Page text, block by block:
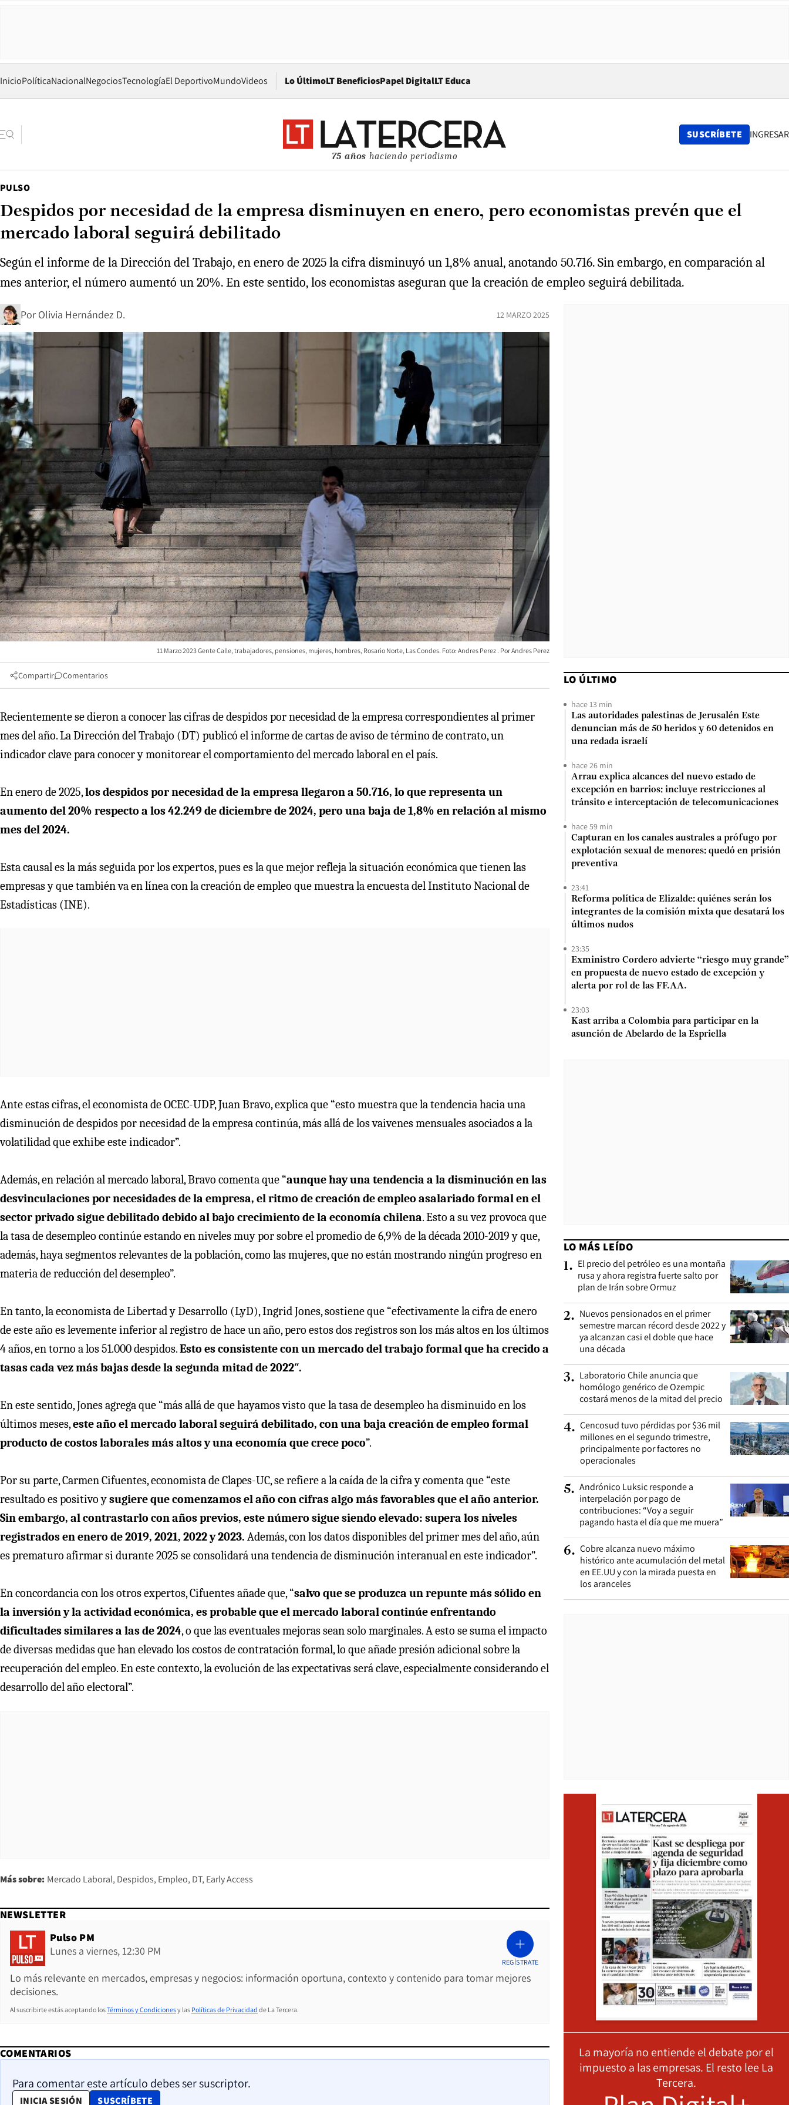
InicioPolíticaNacionalNegociosTecnologíaEl DeportivoMundoVideos Lo ÚltimoLT BeneficiosPapel DigitalOpens in new window
LT Educa
75 años haciendo periodismo
SUSCRÍBETE INGRESAR
PULSO
Despidos por necesidad de la empresa disminuyen en enero, pero economistas prevén que el
mercado laboral seguirá debilitado
Según el informe de la Dirección del Trabajo, en enero de 2025 la cifra disminuyó un 1,8% anual, anotando 50.716. Sin embargo, en comparación al
mes anterior, el número aumentó un 20%. En este sentido, los economistas aseguran que la creación de empleo seguirá debilitada.
Por Olivia Hernández D. 12 MARZO 2025
11 Marzo 2023 Gente Calle, trabajadores, pensiones, mujeres, hombres, Rosario Norte, Las Condes. Foto: Andres Perez Andres Perez
Compartir Comentarios
Recientemente se dieron a conocer las cifras de despidos por necesidad de la empresa correspondientes al primer
mes del año. La Dirección del Trabajo (DT) publicó el informe de cartas de aviso de término de contrato, un
indicador clave para conocer y monitorear el comportamiento del mercado laboral en el país.
En enero de 2025,los despidos por necesidad de la empresa llegaron a 50.716, lo que representa un
aumento del 20% respecto a los 42.249 de diciembre de 2024, pero una baja de 1,8% en relación al mismo
mes del 2024.
Esta causal es la más seguida por los expertos, pues es la que mejor refleja la situación económica que tienen las
empresas y que también va en línea con la creación de empleo que muestra la encuesta del Instituto Nacional de
Estadísticas (INE).
Ante estas cifras, el economista de OCEC-UDP, Juan Bravo, explica que “esto muestra que la tendencia hacia una
disminución de despidos por necesidad de la empresa continúa, más allá de los vaivenes mensuales asociados a la
volatilidad que exhibe este indicador”.
Además, en relación al mercado laboral, Bravo comenta que “aunque hay una tendencia a la disminución en las
desvinculaciones por necesidades de la empresa, el ritmo de creación de empleo asalariado formal en el
sector privado sigue debilitado debido al bajo crecimiento de la economía chilena. Esto a su vez provoca que
la tasa de desempleo continúe estando en niveles muy por sobre el promedio de 6,9% de la década 2010-2019 y que,
además, haya segmentos relevantes de la población, como las mujeres, que no están mostrando ningún progreso en
materia de reducción del desempleo”.
En tanto, la economista de Libertad y Desarrollo (LyD), Ingrid Jones, sostiene que “efectivamente la cifra de enero
de este año es levemente inferior al registro de hace un año, pero estos dos registros son los más altos en los últimos
4 años, en torno a los 51.000 despidos.Esto es consistente con un mercado del trabajo formal que ha crecido a
tasas cada vez más bajas desde la segunda mitad de 2022″.
En este sentido, Jones agrega que “más allá de que hayamos visto que la tasa de desempleo ha disminuido en los
últimos meses,este año el mercado laboral seguirá debilitado, con una baja creación de empleo formal
producto de costos laborales más altos y una economía que crece poco”.
Por su parte, Carmen Cifuentes, economista de Clapes-UC, se refiere a la caída de la cifra y comenta que “este
resultado es positivo ysugiere que comenzamos el año con cifras algo más favorables que el año anterior.
Sin embargo, al contrastarlo con años previos, este número sigue siendo elevado: supera los niveles
registrados en enero de 2019, 2021, 2022 y 2023. Además, con los datos disponibles del primer mes del año, aún
es prematuro afirmar si durante 2025 se consolidará una tendencia de disminución interanual en este indicador”.
En concordancia con los otros expertos, Cifuentes añade que, “salvo que se produzca un repunte más sólido en
la inversión y la actividad económica, es probable que el mercado laboral continúe enfrentando
dificultades similares a las de 2024, o que las eventuales mejoras sean solo marginales. A esto se suma el impacto
de diversas medidas que han elevado los costos de contratación formal, lo que añade presión adicional sobre la
recuperación del empleo. En este contexto, la evolución de las expectativas será clave, especialmente considerando el
desarrollo del año electoral”.
Más sobre: Mercado Laboral Despidos Empleo DT Early Access
NEWSLETTER
Pulso PM
Lunes a viernes, 12:30 PM
Lo más relevante en mercados, empresas y negocios: información oportuna, contexto y contenido para tomar mejores
decisiones.
REGÍSTRATE
Al suscribirte estás aceptando losTérminos y Condicionesy las Políticas de Privacidad de La Tercera.
COMENTARIOS
Para comentar este artículo debes ser suscriptor.
INICIA SESIÓN SUSCRÍBETE
OPENS IN NEW WINDOW
LO ÚLTIMO
hace 13 min
Las autoridades palestinas de Jerusalén Este
denuncian más de 50 heridos y 60 detenidos en
una redada israelí
hace 26 min
Arrau explica alcances del nuevo estado de
excepción en barrios: incluye restricciones al
tránsito e interceptación de telecomunicaciones
hace 59 min
Capturan en los canales australes a prófugo por
explotación sexual de menores: quedó en prisión
preventiva
23:41
Reforma política de Elizalde: quiénes serán los
integrantes de la comisión mixta que desatará los
últimos nudos
23:35
Exministro Cordero advierte “riesgo muy grande”
en propuesta de nuevo estado de excepción y
alerta por rol de las FF.AA.
23:03
Kast arriba a Colombia para participar en la
asunción de Abelardo de la Espriella
LO MÁS LEÍDO
1. El precio del petróleo es una montaña
rusa y ahora registra fuerte salto por
plan de Irán sobre Ormuz
2. Nuevos pensionados en el primer
semestre marcan récord desde 2022 y
ya alcanzan casi el doble que hace
una década
3. Laboratorio Chile anuncia que
homólogo genérico de Ozempic
costará menos de la mitad del precio
4. Cencosud tuvo pérdidas por $36 mil
millones en el segundo trimestre,
principalmente por factores no
operacionales
5. Andrónico Luksic responde a
interpelación por pago de
contribuciones: “Voy a seguir
pagando hasta el día que me muera”
6. Cobre alcanza nuevo máximo
histórico ante acumulación del metal
en EE.UU y con la mirada puesta en
los aranceles
La mayoría no entiende el debate por el
impuesto a las empresas. El resto lee La
Tercera.